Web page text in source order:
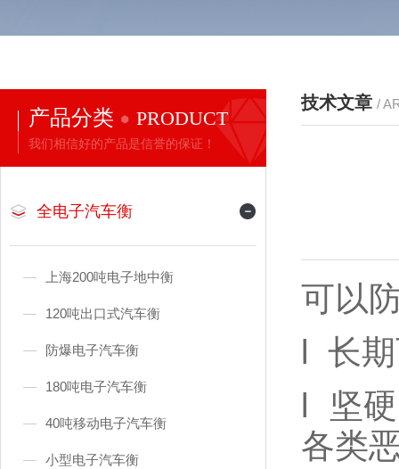
产品分类 PRODUCT
我们相信好的产品是信誉的保证！
全电子汽车衡
上海200吨电子地中衡
120吨出口式汽车衡
防爆电子汽车衡
180吨电子汽车衡
40吨移动电子汽车衡
小型电子汽车衡
技术文章 /
可以
l 长
l
坚
各类